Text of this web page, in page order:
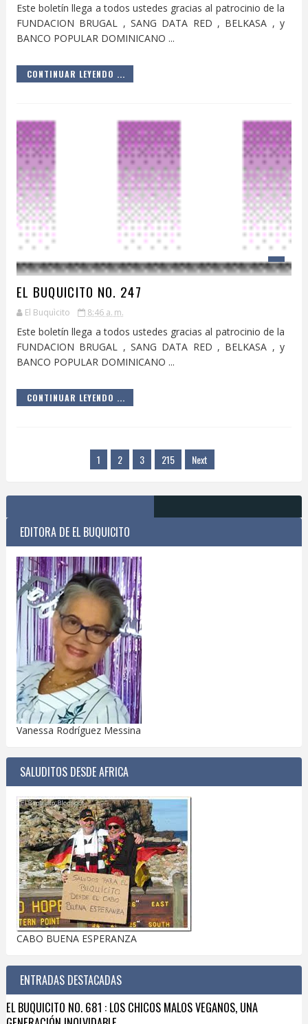
Este boletín llega a todos ustedes gracias al patrocinio de la
FUNDACION BRUGAL , SANG DATA RED , BELKASA , y
BANCO POPULAR DOMINICANO ...
CONTINUAR LEYENDO ...
EL BUQUICITO NO. 247
El Buquìcito 8:46 a. m.
Este boletín llega a todos ustedes gracias al patrocinio de la
FUNDACION BRUGAL , SANG DATA RED , BELKASA , y
BANCO POPULAR DOMINICANO ...
CONTINUAR LEYENDO ...
1 2 3 215 Next
EDITORA DE EL BUQUICITO
Vanessa Rodríguez Messina
SALUDITOS DESDE AFRICA
CABO BUENA ESPERANZA
ENTRADAS DESTACADAS
EL BUQUICITO NO. 681 : LOS CHICOS MALOS VEGANOS, UNA